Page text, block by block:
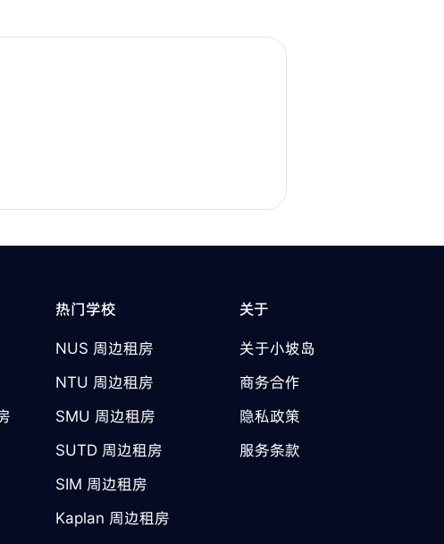
热门学校
NUS 周边租房
NTU 周边租房
SMU 周边租房
SUTD 周边租房
SIM 周边租房
Kaplan 周边租房
关于
关于小坡岛
商务合作
隐私政策
服务条款